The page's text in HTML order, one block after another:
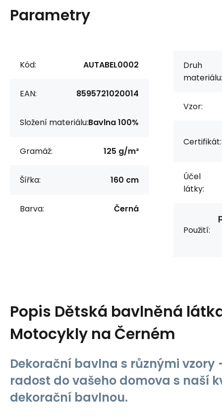
Parametry
Kód: AUTABEL0002
EAN: 8595721020014
Složení materiálu:Bavlna 100%
Gramáž: 125 g/m²
Šířka: 160 cm
Barva: Černá
Druh
materiálu:
Vzor:
Certifikát:
Účel
látky:
Použití:
Popis Dětská bavlněná
Motocykly na Černém
Dekorační bavlna s různými vzory
radost do vašeho domova s naší
dekorační bavlnou.